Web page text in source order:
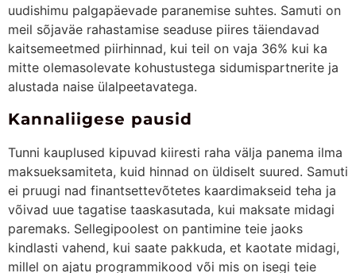
uudishimu palgapäevade paranemise suhtes. Samuti on
meil sõjaväe rahastamise seaduse piires täiendavad
kaitsemeetmed piirhinnad, kui teil on vaja 36% kui ka
mitte olemasolevate kohustustega sidumispartnerite ja
alustada naise ülalpeetavatega.
Kannaliigese pausid
Tunni kauplused kipuvad kiiresti raha välja panema ilma
maksueksamiteta, kuid hinnad on üldiselt suured. Samuti
ei pruugi nad finantsettevõtetes kaardimakseid teha ja
võivad uue tagatise taaskasutada, kui maksate midagi
paremaks. Sellegipoolest on pantimine teie jaoks
kindlasti vahend, kui saate pakkuda, et kaotate midagi,
millel on ajatu programmikood või mis on isegi teie